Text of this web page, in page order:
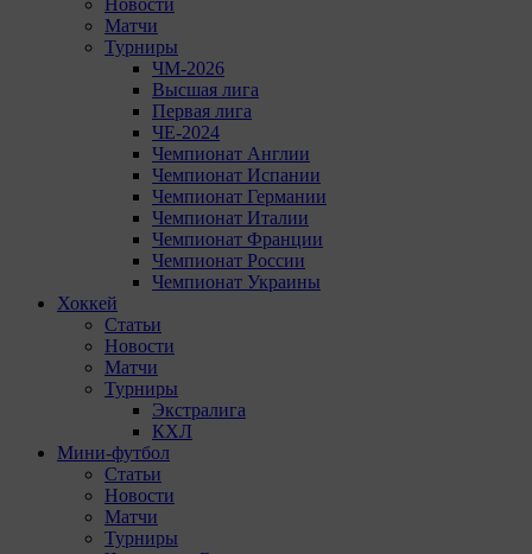
Новости
Матчи
Турниры
ЧМ-2026
Высшая лига
Первая лига
ЧЕ-2024
Чемпионат Англии
Чемпионат Испании
Чемпионат Германии
Чемпионат Италии
Чемпионат Франции
Чемпионат России
Чемпионат Украины
Хоккей
Статьи
Новости
Матчи
Турниры
Экстралига
КХЛ
Мини-футбол
Статьи
Новости
Матчи
Турниры